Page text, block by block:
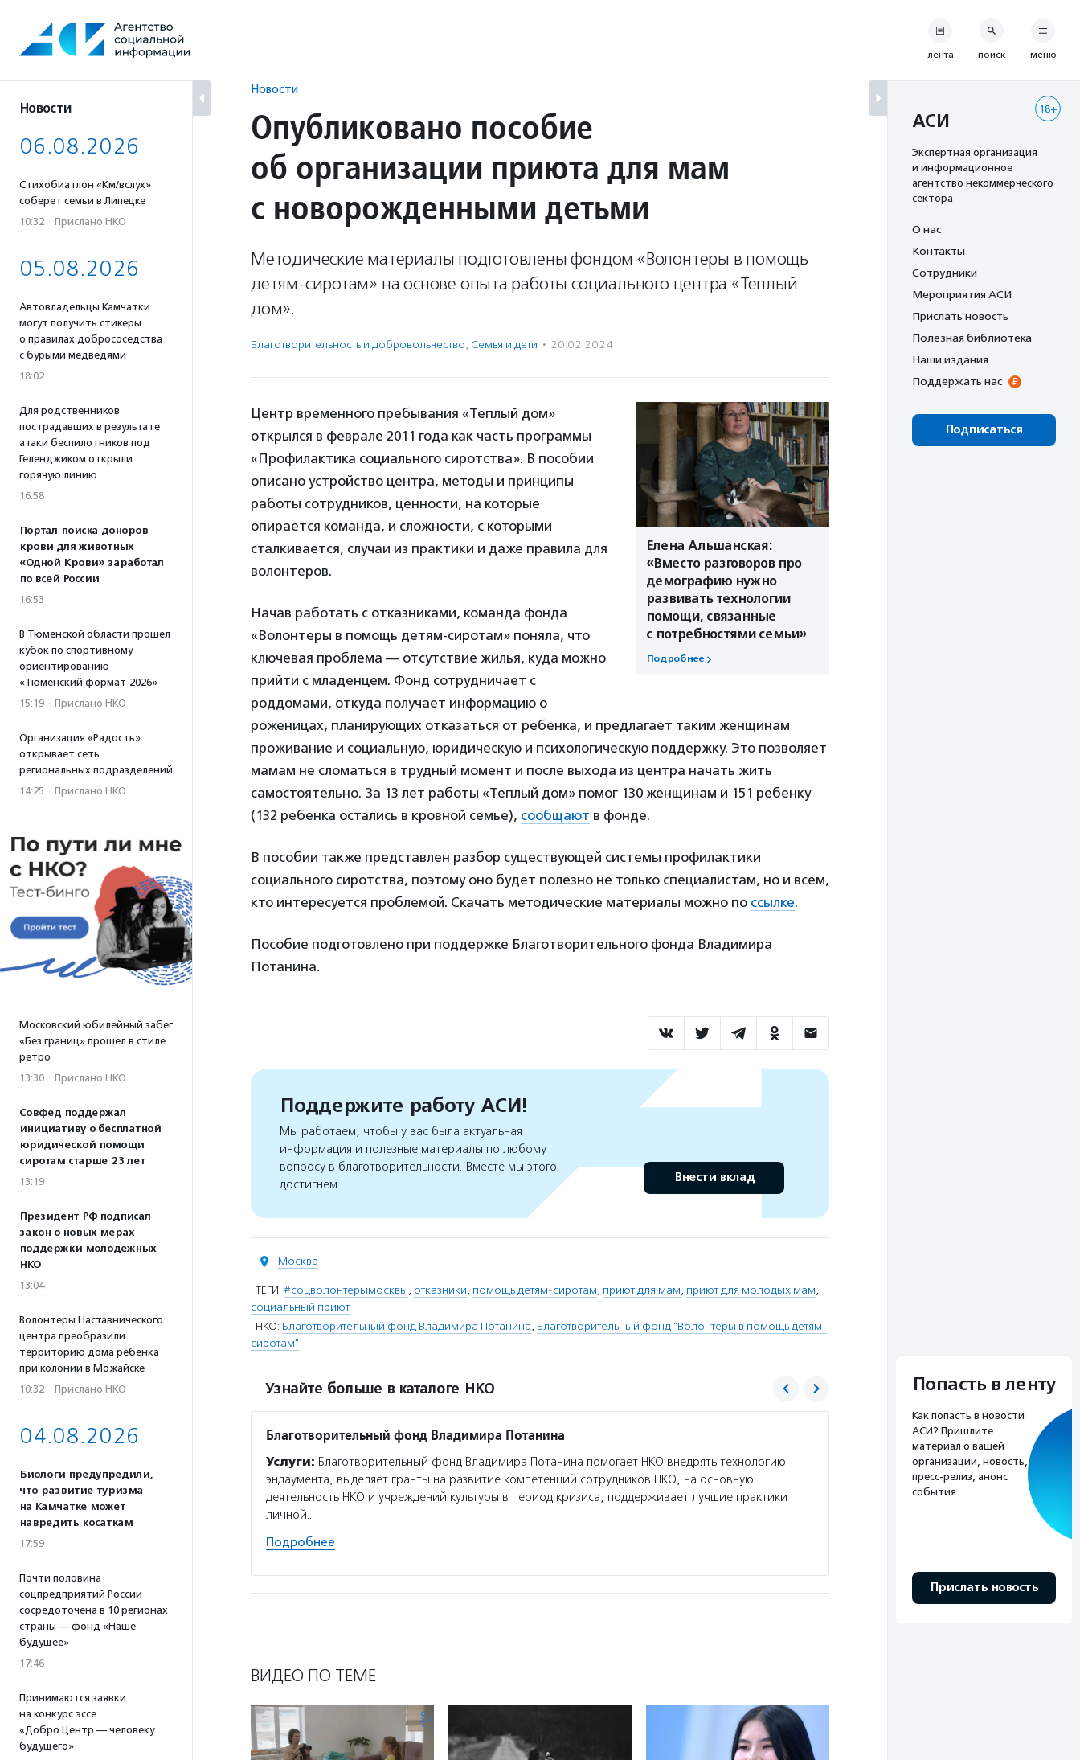
содержанию
Новости
06.08.2026
Стихобиатлон «Км/вслух»
соберет семьи в Липецке
10:32 · Прислано НКО
05.08.2026
Автовладельцы Камчатки
могут получить стикеры
о правилах добрососедства
с бурыми медведями
18:02
Для родственников
пострадавших в результате
атаки беспилотников под
Геленджиком открыли
горячую линию
16:58
Портал поиска доноров
крови для животных
«Одной Крови» заработал
по всей России
16:53
В Тюменской области прошел
кубок по спортивному
ориентированию
«Тюменский формат-2026»
15:19 · Прислано НКО
Организация «Радость»
открывает сеть
региональных подразделений
14:25 · Прислано НКО
Московский юбилейный забег
«Без границ» прошел в стиле
ретро
13:30 · Прислано НКО
Совфед поддержал
инициативу о бесплатной
юридической помощи
сиротам старше 23 лет
13:19
Президент РФ подписал
закон о новых мерах
поддержки молодежных
НКО
13:04
Волонтеры Наставнического
центра преобразили
территорию дома ребенка
при колонии в Можайске
10:32 · Прислано НКО
04.08.2026
Биологи предупредили,
что развитие туризма
на Камчатке может
навредить косаткам
17:59
Почти половина
соцпредприятий России
сосредоточена в 10 регионах
страны — фонд «Наше
будущее»
17:46
Принимаются заявки
на конкурс эссе
«Добро.Центр — человеку
будущего»
Новости
Опубликовано пособие
об организации приюта для мам
с новорожденными детьми
Методические материалы подготовлены фондом «Волонтеры в помощь
детям-сиротам» на основе опыта работы социального центра «Теплый
дом».
Благотвори­тель­ность и доброволь­чест­во, Семья и дети · 20.02.2024
Елена Альшанская:
«Вместо разговоров про
демографию нужно
развивать технологии
помощи, связанные
с потребностями семьи»
Подробнее
Центр временного пребывания «Теплый дом»
открылся в феврале 2011 года как часть программы
«Профилактика социального сиротства». В пособии
описано устройство центра, методы и принципы
работы сотрудников, ценности, на которые
опирается команда, и сложности, с которыми
сталкивается, случаи из практики и даже правила для
волонтеров.
Начав работать с отказниками, команда фонда
«Волонтеры в помощь детям-сиротам» поняла, что
ключевая проблема — отсутствие жилья, куда можно
прийти с младенцем. Фонд сотрудничает с
роддомами, откуда получает информацию о
роженицах, планирующих отказаться от ребенка, и предлагает таким женщинам
проживание и социальную, юридическую и психологическую поддержку. Это позволяет
мамам не сломаться в трудный момент и после выхода из центра начать жить
самостоятельно. За 13 лет работы «Теплый дом» помог 130 женщинам и 151 ребенку
(132 ребенка остались в кровной семье), сообщают в фонде.
В пособии также представлен разбор существующей системы профилактики
социального сиротства, поэтому оно будет полезно не только специалистам, но и всем,
кто интересуется проблемой. Скачать методические материалы можно по ссылке.
Пособие подготовлено при поддержке Благотворительного фонда Владимира
Потанина.
Поддержите работу АСИ!
Мы работаем, чтобы у вас была актуальная
информация и полезные материалы по любому
вопросу в благотворительности. Вместе мы этого
достигнем
Внести вклад
Москва
ТЕГИ: #соцволонтерымосквы, отказники, помощь детям-сиротам, приют для мам, приют для молодых мам,
социальный приют
НКО: Благотворительный фонд Владимира Потанина, Благотворительный фонд "Волонтеры в помощь детям-
сиротам"
Узнайте больше в каталоге НКО
Благотворительный фонд Владимира Потанина
Услуги: Благотворительный фонд Владимира Потанина помогает НКО внедрять технологию
эндаумента, выделяет гранты на развитие компетенций сотрудников НКО, на основную
деятельность НКО и учреждений культуры в период кризиса, поддерживает лучшие практики
личной…
Подробнее
Волонтеры в помощь детям-сиротам
Фонд «Волонтеры в помощь детям-
жизненной ситуации, в том числе в центре
воспитанникам учреждений для детей-сирот,…
В фонде много вариантов
ВИДЕО ПО ТЕМЕ
лента поиск меню
18+
АСИ
Экспертная организация
и информационное
агентство некоммерческого
сектора
О нас
Контакты
Сотрудники
Мероприятия АСИ
Прислать новость
Полезная библиотека
Наши издания
Поддержать нас
Подписаться
Попасть в ленту
Как попасть в новости
АСИ? Пришлите
материал о вашей
организации, новость,
пресс-релиз, анонс
события.
Прислать новость